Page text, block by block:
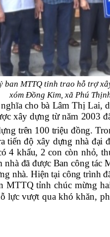
ban MTTQ tỉnh trao hỗ trợ
xóm Đồng Kim, xã Phú
cho bà Lâm Thị
xây dựng từ năm
trên 100 triệu đồng.
độ xây dựng nhà
khẩu, 2 con còn nhỏ,
đã được Ban công
Hiện tại công trình
tỉnh chúc mừng
vượt qua khó khăn,